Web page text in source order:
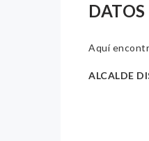
Aquí
ALCALDE